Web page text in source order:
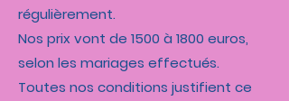
régulièrement.
Nos prix vont de 1500 à 1800 euros,
selon les mariages effectués.
Toutes nos conditions justifient ce